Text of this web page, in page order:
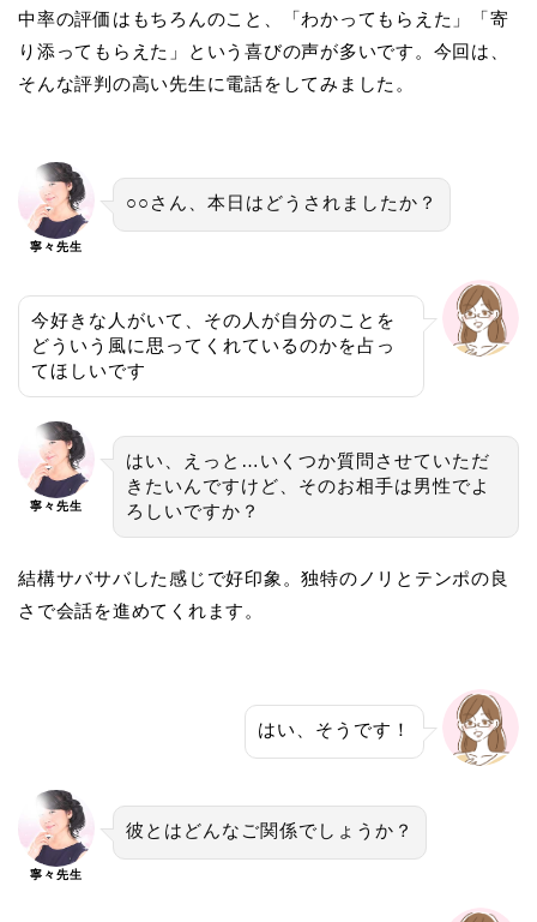
中率の評価はもちろんのこと、「わかってもらえた」「寄
り添ってもらえた」という喜びの声が多いです。今回は、
そんな評判の高い先生に電話をしてみました。
寧々先生
○○さん、本日はどうされましたか？
今好きな人がいて、その人が自分のことを
どういう風に思ってくれているのかを占っ
てほしいです
寧々先生
はい、えっと…いくつか質問させていただ
きたいんですけど、そのお相手は男性でよ
ろしいですか？
結構サバサバした感じで好印象。独特のノリとテンポの良
さで会話を進めてくれます。
はい、そうです！
寧々先生
彼とはどんなご関係でしょうか？